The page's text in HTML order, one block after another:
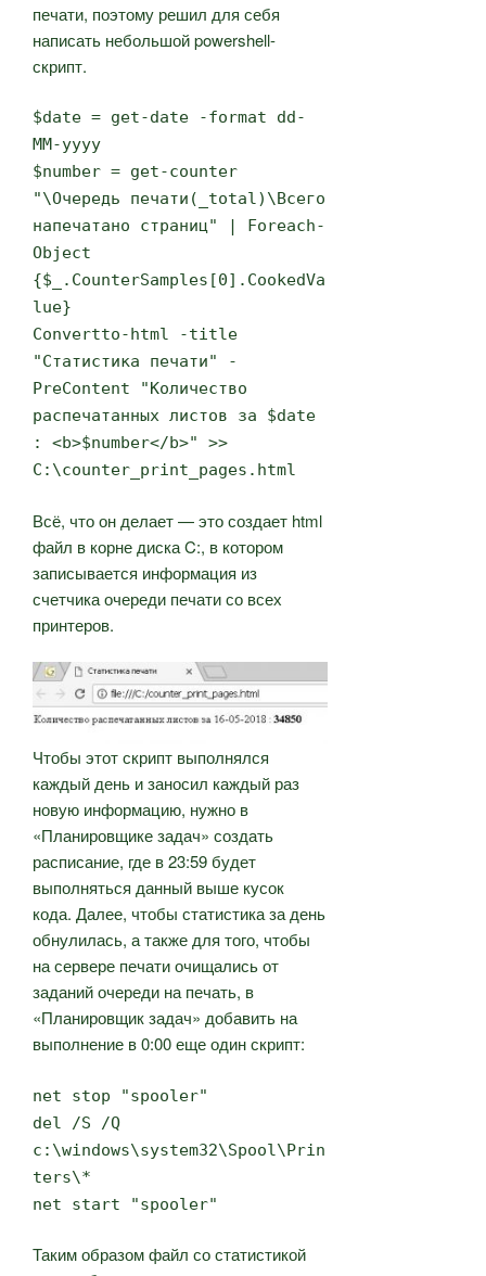
печати, поэтому решил для себя
написать небольшой powershell-
скрипт.
$date = get-date -format dd-
MM-yyyy
$number = get-counter
"\Очередь печати(_total)\Всего
напечатано страниц" | Foreach-
Object
{$_.CounterSamples[0].CookedVa
lue}
Convertto-html -title
"Статистика печати" -
PreContent "Количество
распечатанных листов за $date
: <b>$number</b>" >>
C:\counter_print_pages.html
Всё, что он делает — это создает html
файл в корне диска C:, в котором
записывается информация из
счетчика очереди печати со всех
принтеров.
Чтобы этот скрипт выполнялся
каждый день и заносил каждый раз
новую информацию, нужно в
«Планировщике задач» создать
расписание, где в 23:59 будет
выполняться данный выше кусок
кода. Далее, чтобы статистика за день
обнулилась, а также для того, чтобы
на сервере печати очищались от
заданий очереди на печать, в
«Планировщик задач» добавить на
выполнение в 0:00 еще один скрипт:
net stop "spooler"
del /S /Q
c:\windows\system32\Spool\Prin
ters\*
net start "spooler"
Таким образом файл со статистикой